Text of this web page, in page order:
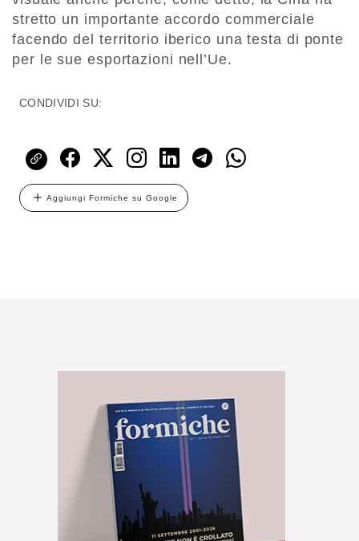
stretto un importante accordo commerciale
facendo del territorio iberico una testa di ponte
per le sue esportazioni nell’Ue.
CONDIVIDI SU:
Aggiungi Formiche su Google